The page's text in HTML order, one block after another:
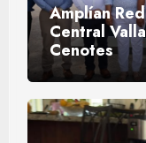
Amplían
Central
Cenotes